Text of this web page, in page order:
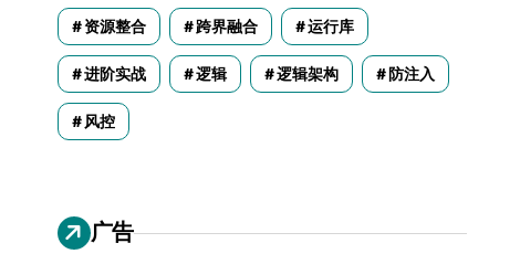
资源整合 跨界融合 运行库
进阶实战 逻辑 逻辑架构 防注入
风控
广告